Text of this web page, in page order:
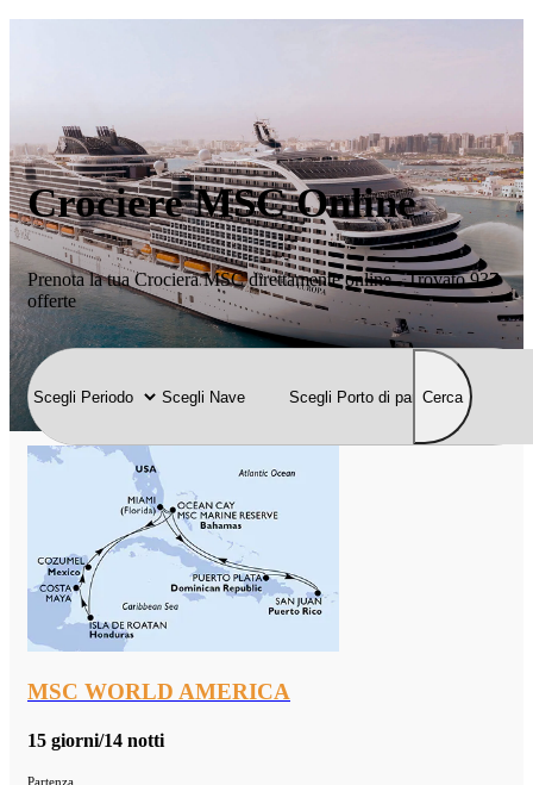
Crociere MSC Online
Prenota la tua Crociera MSC direttamente online - Trovato 937
offerte
Cerca
MSC WORLD AMERICA
15 giorni/14 notti
Partenza